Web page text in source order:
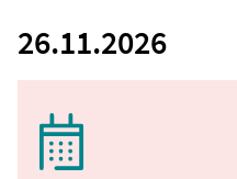
26.11.2026